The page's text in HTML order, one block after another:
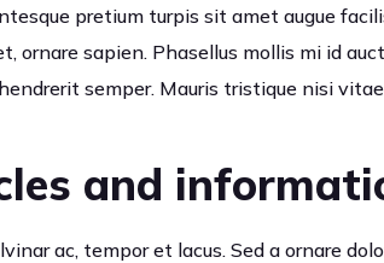
pretium turpis sit amet augue
ornare sapien. Phasellus mollis mi id
semper. Mauris tristique nisi
and
ac, tempor et lacus. Sed a ornare